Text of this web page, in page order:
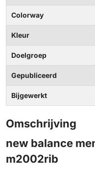
Colorway
Kleur
Doelgroep
Gepubliceerd
Bijgewerkt
Omschrijving
new balance
m2002rib